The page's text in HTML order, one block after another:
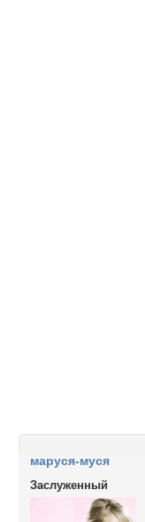
маруся-муся
Заслуженный